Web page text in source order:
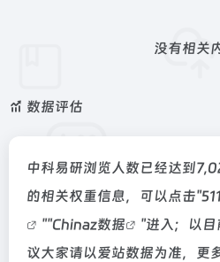
没有相关
数据评估
中科易研浏览人数已经达到
的相关权重信息，可以点击"
""Chinaz数据
"进入；以
议大家请以爱站数据为准，更